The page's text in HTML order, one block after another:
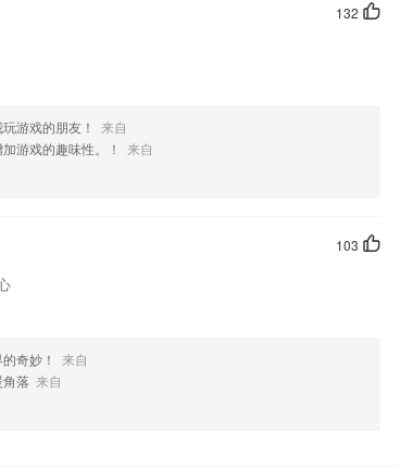
132
游戏的朋友！
来自
游戏的趣味性。！
来自
103
奇妙！
来自
落 来自